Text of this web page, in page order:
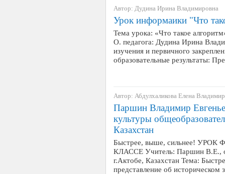
Автор: Дудина Ирина Владимировна
Урок информаики "Что
Тема урока: «Что такое
О. педагога: Дудина Ирина
изучения и первичного
образовательные результаты:
Автор: Абдулхаликова Елена
Паршин Владимир
культуры
Казахстан
Быстрее, выше, сильнее!
КЛАССЕ Учитель: Паршин В.Е.,
г.Актобе, Казахстан Тема:
представление об